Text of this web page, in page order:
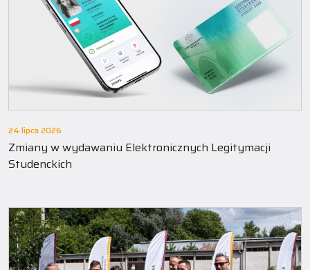
24 lipca 2026
Zmiany w wydawaniu Elektronicznych Legitymacji
Studenckich